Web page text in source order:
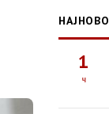
НАЈНОВО
1
ч